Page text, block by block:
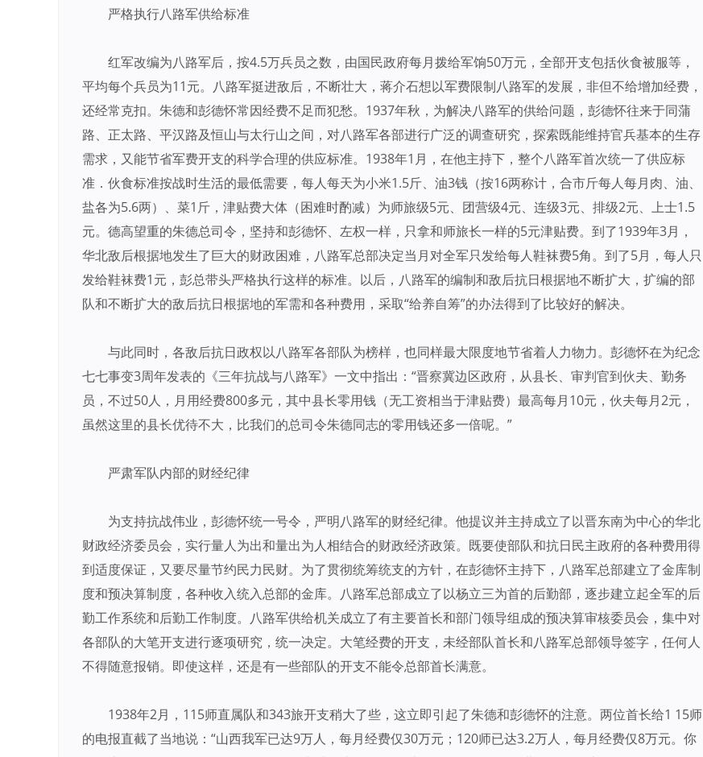
严格执行八路军供给标准
红军改编为八路军后，按4.5万兵员之数，由国民政府每月拨给军饷50万元，全部开支包括伙食被服等，
平均每个兵员为11元。八路军挺进敌后，不断壮大，蒋介石想以军费限制八路军的发展，非但不给增加经费，
还经常克扣。朱德和彭德怀常因经费不足而犯愁。1937年秋，为解决八路军的供给问题，彭德怀往来于同蒲
路、正太路、平汉路及恒山与太行山之间，对八路军各部进行广泛的调查研究，探索既能维持官兵基本的生存
需求，又能节省军费开支的科学合理的供应标准。1938年1月，在他主持下，整个八路军首次统一了供应标
准．伙食标准按战时生活的最低需要，每人每天为小米1.5斤、油3钱（按16两称计，合市斤每人每月肉、油、
盐各为5.6两）、菜1斤，津贴费大体（困难时酌减）为师旅级5元、团营级4元、连级3元、排级2元、上士1.5
元。德高望重的朱德总司令，坚持和彭德怀、左权一样，只拿和师旅长一样的5元津贴费。到了1939年3月，
华北敌后根据地发生了巨大的财政困难，八路军总部决定当月对全军只发给每人鞋袜费5角。到了5月，每人只
发给鞋袜费1元，彭总带头严格执行这样的标准。以后，八路军的编制和敌后抗日根据地不断扩大，扩编的部
队和不断扩大的敌后抗日根据地的军需和各种费用，采取“给养自筹”的办法得到了比较好的解决。
与此同时，各敌后抗日政权以八路军各部队为榜样，也同样最大限度地节省着人力物力。彭德怀在为纪念
七七事变3周年发表的《三年抗战与八路军》一文中指出：“晋察冀边区政府，从县长、审判官到伙夫、勤务
员，不过50人，月用经费800多元，其中县长零用钱（无工资相当于津贴费）最高每月10元，伙夫每月2元，
虽然这里的县长优待不大，比我们的总司令朱德同志的零用钱还多一倍呢。”
严肃军队内部的财经纪律
为支持抗战伟业，彭德怀统一号令，严明八路军的财经纪律。他提议并主持成立了以晋东南为中心的华北
财政经济委员会，实行量人为出和量出为人相结合的财政经济政策。既要使部队和抗日民主政府的各种费用得
到适度保证，又要尽量节约民力民财。为了贯彻统筹统支的方针，在彭德怀主持下，八路军总部建立了金库制
度和预决算制度，各种收入统入总部的金库。八路军总部成立了以杨立三为首的后勤部，逐步建立起全军的后
勤工作系统和后勤工作制度。八路军供给机关成立了有主要首长和部门领导组成的预决算审核委员会，集中对
各部队的大笔开支进行逐项研究，统一决定。大笔经费的开支，未经部队首长和八路军总部领导签字，任何人
不得随意报销。即使这样，还是有一些部队的开支不能令总部首长满意。
1938年2月，115师直属队和343旅开支稍大了些，这立即引起了朱德和彭德怀的注意。两位首长给1 15师
的电报直截了当地说：“山西我军已达9万人，每月经费仅30万元；120师已达3.2万人，每月经费仅8万元。你